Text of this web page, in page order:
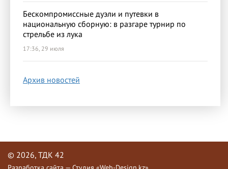
Бескомпромиссные дуэли и путевки в
национальную сборную: в разгаре турнир по
стрельбе из лука
17:36, 29 июля
Архив новостей
© 2026, ТДК 42